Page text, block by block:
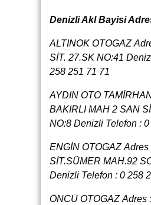
Denizli Akl Bayisi
ALTINOK OTOGAZ
SİT. 27.SK NO:41
258 251 71 71
AYDIN OTO
BAKIRLI MAH 2 SAN
NO:8 Denizli Telefon :
ENGİN OTOGAZ Adres
SİT.SÜMER MAH.92
Denizli Telefon : 0 258
ÖNCÜ OTOGAZ Adres